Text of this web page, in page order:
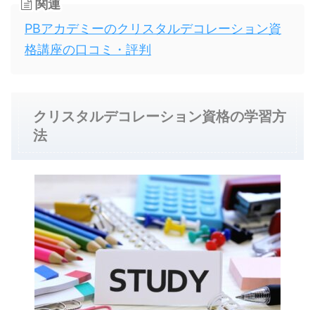
関連
PBアカデミーのクリスタルデコレーション資
格講座の口コミ・評判
クリスタルデコレーション資格の学習方
法